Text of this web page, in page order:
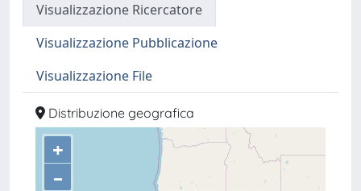
Visualizzazione Ricercatore
Visualizzazione Pubblicazione
Visualizzazione File
Distribuzione geografica
+
–